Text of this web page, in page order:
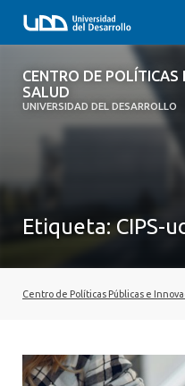
CENTRO DE POLÍTICAS
SALUD
UNIVERSIDAD DEL DESARROLLO
CENTRO DE
INNOVACIÓN EN SALUD
QUIÉNES SOMOS
SEMINARIOS, CHARLAS U
COMUNIDAD CIPS
Etiqueta:CIPS-
Centro de Políticas Públicas e